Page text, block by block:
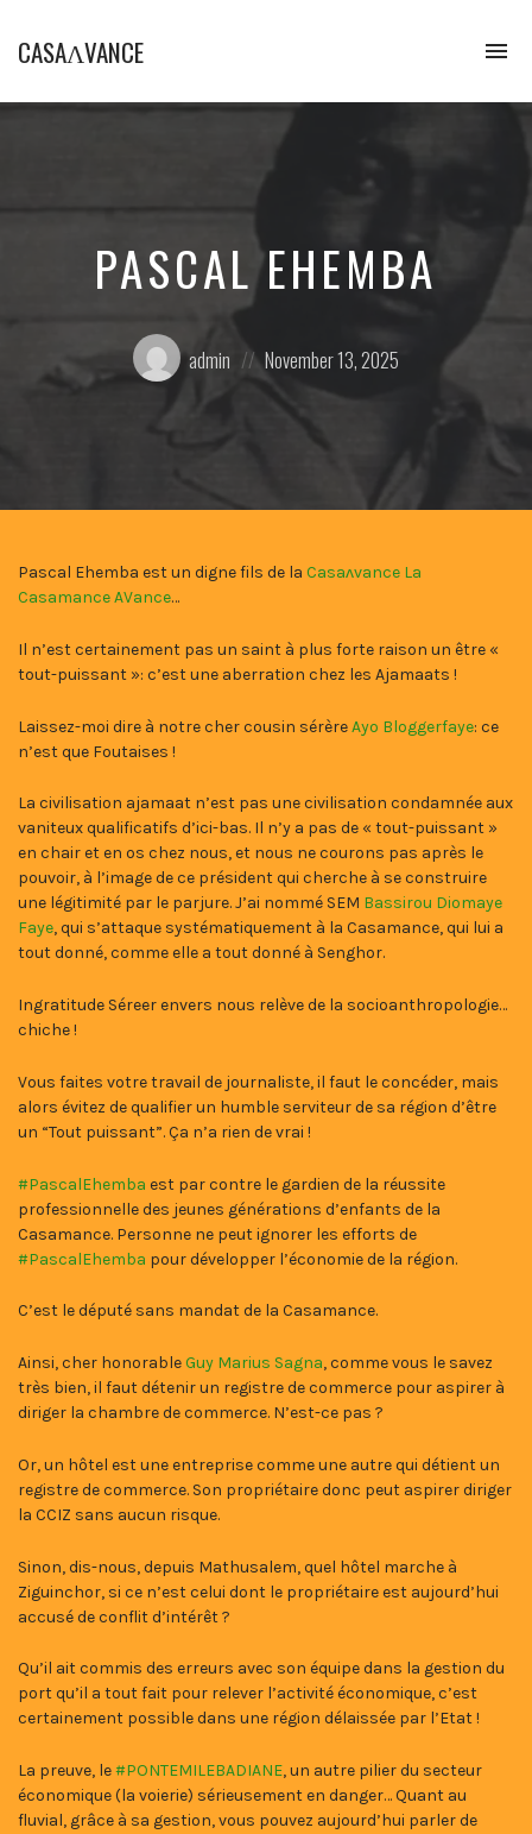
CASAɅVANCE
Casamance
PASCAL EHEMBA
Posted
by:
admin
on
November 13, 2025
Pascal Ehemba est un digne fils de la Casaʌvance La
Casamance AVance…
Il n’est certainement pas un saint à plus forte raison un être «
tout-puissant »: c’est une aberration chez les Ajamaats !
Laissez-moi dire à notre cher cousin sérèreAyo Bloggerfaye: ce
n’est que Foutaises !
La civilisation ajamaat n’est pas une civilisation condamnée aux
vaniteux qualificatifs d’ici-bas. Il n’y a pas de « tout-puissant »
en chair et en os chez nous, et nous ne courons pas après le
pouvoir, à l’image de ce président qui cherche à se construire
une légitimité par le parjure. J’ai nommé SEM Bassirou Diomaye
Faye, qui s’attaque systématiquement à la Casamance, qui lui a
tout donné, comme elle a tout donné à Senghor.
Ingratitude Séreer envers nous relève de la socioanthropologie…
chiche !
Vous faites votre travail de journaliste, il faut le concéder, mais
alors évitez de qualifier un humble serviteur de sa région d’être
un “Tout puissant”. Ça n’a rien de vrai !
#PascalEhemba est par contre le gardien de la réussite
professionnelle des jeunes générations d’enfants de la
Casamance. Personne ne peut ignorer les efforts de
#PascalEhemba pour développer l’économie de la région.
C’est le député sans mandat de la Casamance.
Ainsi, cher honorableGuy Marius Sagna, comme vous le savez
très bien, il faut détenir un registre de commerce pour aspirer à
diriger la chambre de commerce. N’est-ce pas ?
Or, un hôtel est une entreprise comme une autre qui détient un
registre de commerce. Son propriétaire donc peut aspirer diriger
la CCIZ sans aucun risque.
Sinon, dis-nous, depuis Mathusalem, quel hôtel marche à
Ziguinchor, si ce n’est celui dont le propriétaire est aujourd’hui
accusé de conflit d’intérêt ?
Qu’il ait commis des erreurs avec son équipe dans la gestion du
port qu’il a tout fait pour relever l’activité économique, c’est
certainement possible dans une région délaissée par l’Etat !
La preuve, le#PONTEMILEBADIANE, un autre pilier du secteur
économique (la voierie) sérieusement en danger… Quant au
fluvial, grâce à sa gestion, vous pouvez aujourd’hui parler de